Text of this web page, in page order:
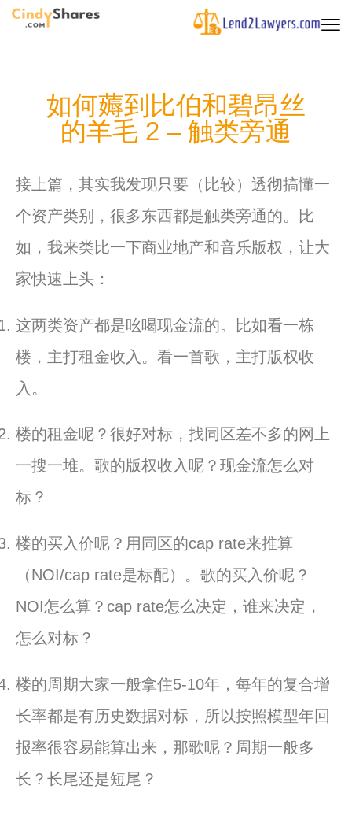
如何薅到比伯和碧昂丝
的羊毛 2 – 触类旁通
接上篇，其实我发现只要（ 比较）透彻搞懂一
个资产类别， 很多东西都是触类旁通的。
比
如， 我来类比一下商业地产和音乐版权，让大
家快速上头：
这两类资产都是吆喝现金流的。 比如看一栋
楼，主打租金收入。 看一首歌，主打版权收
入。
楼的租金呢？很好对标，找同区差不多的网上
一搜一堆。 歌的版权收入呢？现金流怎么对
标？
楼的买入价呢？用同区的cap rate来推算
（NOI/cap rate是标配）。歌的买入价呢？
NOI怎么算？cap rate怎么决定，谁来决定，
怎么对标？
楼的周期大家一般拿住5-10年， 每年的复合增
长率都是有历史数据对标， 所以按照模型年回
报率很容易能算出来，那歌呢？周期一般多
长？ 长尾还是短尾？